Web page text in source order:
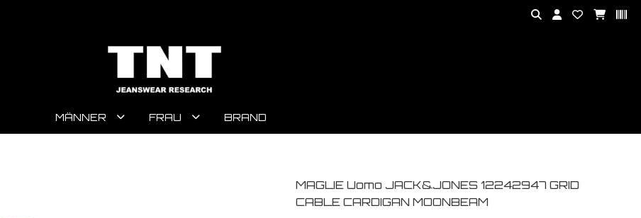
MÄNNER FRAU BRAND
MAGLIE Uomo JACK&JONES 12242947 GRID
CABLE CARDIGAN MOONBEAM